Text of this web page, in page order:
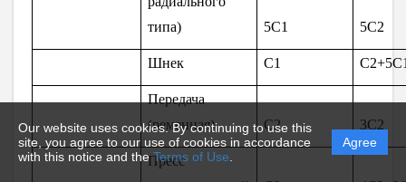
Our website uses cookies. By continuing to use this
site, you agree to our use of cookies in accordance
with this notice and theTerms of Use
Agree
типа)
5C1 5C2
Шнек C1
Передача
(ременная)
C2 3C2
Пресс